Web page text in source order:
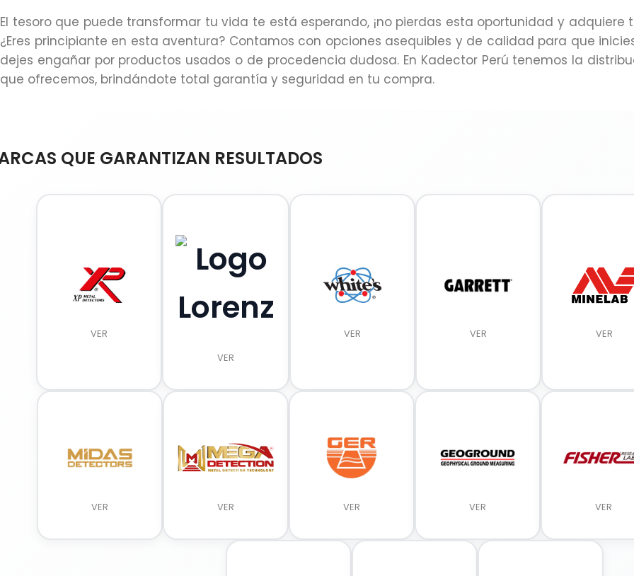
El tesoro que puede transformar tu vida te está esperando, ¡no pierdas esta oportunidad y
¿Eres principiante en esta aventura? Contamos con opciones asequibles y de calidad para que
dejes engañar por productos usados o de procedencia dudosa. En Kadector Perú tenemos la
que ofrecemos, brindándote total garantía y seguridad en tu compra.
QUE GARANTIZAN RESULTADOS
VER
VER
VER VER VER
VER VER VER VER VER